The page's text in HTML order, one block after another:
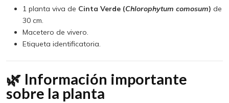
1 planta viva de Cinta Verde (Chlorophytum comosum) de
30 cm.
Macetero de vivero.
Etiqueta identificatoria.
🌿 Información importante
sobre la planta